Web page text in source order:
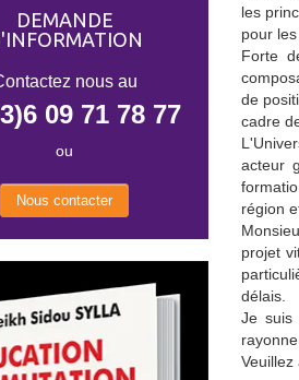
les
pour
Forte
de
cadre
acteur
région
projet
délais.
Je suis
DEMANDE
nous au
09 71 78 77
ou
Nous contacter